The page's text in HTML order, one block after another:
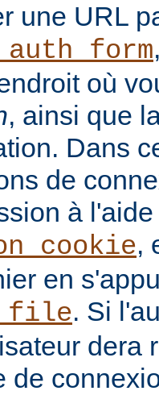
une URL
où
, ainsi que
Dans
de
à
,
en
. Si
dera
de